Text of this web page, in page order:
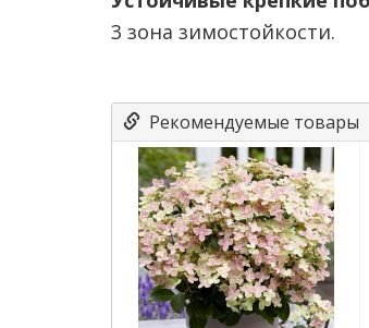
3 зона зимостойкости.
Рекомендуемые товары